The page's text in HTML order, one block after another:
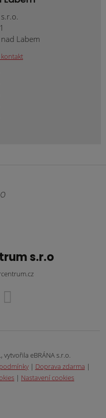
Labem
s.r.o
eBRÁNA s.r.o.
| Doprava zdarma |
| Nastavení cookies